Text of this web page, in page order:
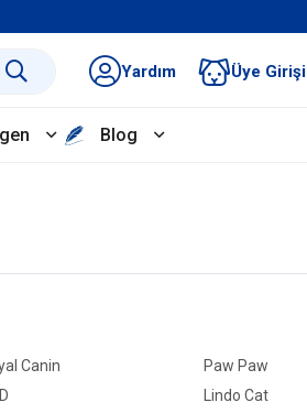
Yardım Üye Girişi
Blog
Canin
Paw Paw
Lindo Cat